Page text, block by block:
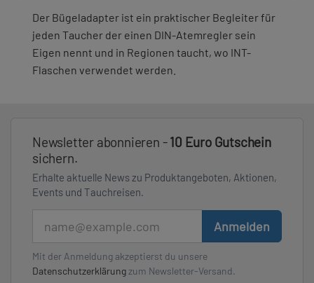
Der Bügeladapter ist ein praktischer Begleiter für
jeden Taucher der einen DIN-Atemregler sein
Eigen nennt und in Regionen taucht, wo INT-
Flaschen verwendet werden.
Newsletter abonnieren -10 Euro Gutschein
sichern.
Erhalte aktuelle News zu Produktangeboten, Aktionen,
Events und Tauchreisen.
Anmelden
Mit der Anmeldung akzeptierst du unsere
Datenschutzerklärung zum Newsletter-Versand.